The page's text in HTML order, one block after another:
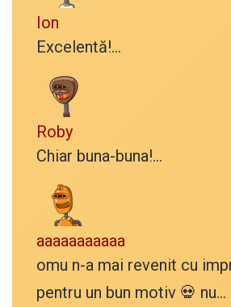
Ion
Excelentă!...
Roby
Chiar buna-buna!...
aaaaaaaaaaa
omu n-a mai revenit cu
pentru un bun motiv 💀 nu...